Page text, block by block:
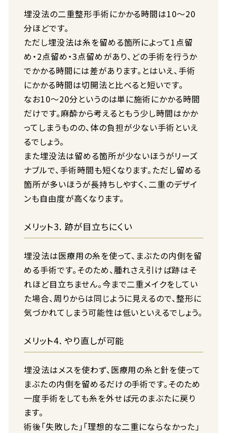
埋没法の二重整形手術にかかる時間は10〜20
分ほどです。
ただし埋没法は糸を留める箇所によって1点留
め・2点留め・3点留めがあり、どの手術を行うか
でかかる時間には差があります。とはいえ、手術
にかかる時間は切開法と比べると短いです。
なお10〜20分というのは単に施術にかかる時間
だけです。麻酔から考えるともう少し時間はかか
ってしまうものの、体の負担が少ない手術といえ
るでしょう。
また埋没法は留める箇所が少ないほうがリーズ
ナブルで、手術時間も短くなります。ただし留める
箇所が多いほうが長持ちしやすく、二重のデザイ
ンも自由度が高くなります。
メリット3. 跡が目立ちにくい
埋没法は医療用の糸を使って、まぶたの内側を留
める手術です。そのため、腫れさえ引けば跡はそ
れほど目立ちません。今まで二重メイクをしてい
た場合、周りからは同じように見えるので、整形に
気づかれてしまう可能性は低いといえるでしょう。
メリット4. やり直しが可能
埋没法はメスを使わず、医療用の糸と針を使って
まぶたの内側を留めるだけの手術です。そのため
一度手術をしても糸を外せば元のまぶたに戻り
ます。
術後「失敗した」「理想的な二重にならなかった」